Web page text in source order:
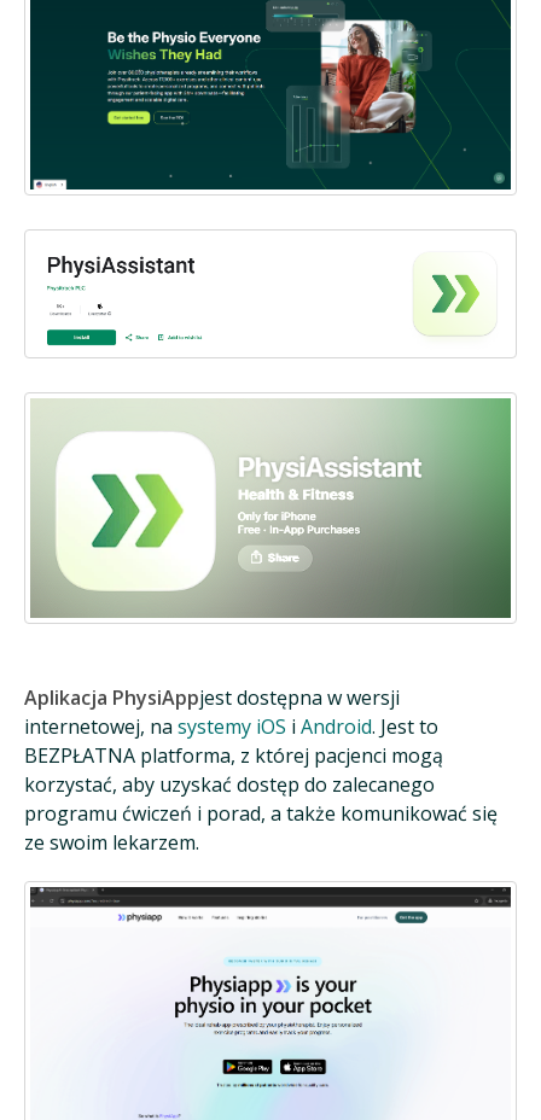
Aplikacja PhysiAppjest dostępna w wersji
internetowej, na systemy iOS i Android. Jest to
BEZPŁATNA platforma, z której pacjenci mogą
korzystać, aby uzyskać dostęp do zalecanego
programu ćwiczeń i porad, a także komunikować się
ze swoim lekarzem.